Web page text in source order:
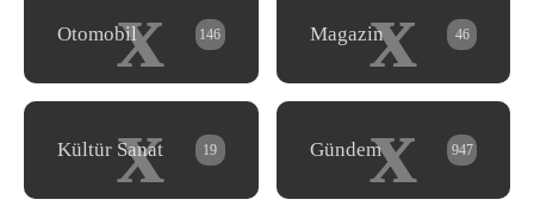
x
Otomobil 146 x
Magazin 46
x
Kültür Sanat 19 x
Gündem 947